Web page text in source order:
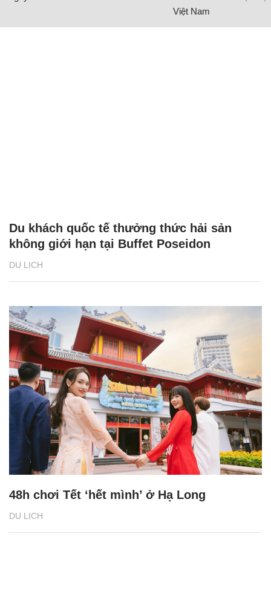
Việt Nam
DU LỊCH
Du khách quốc tế thưởng thức hải sản
không giới hạn tại Buffet Poseidon
DU LỊCH
48h chơi Tết ‘hết mình’ ở Hạ Long